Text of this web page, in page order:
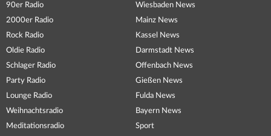
90er Radio
2000er Radio
Rock Radio
Oldie Radio
Schlager Radio
Party Radio
Lounge Radio
Weihnachtsradio
Meditationsradio
Wiesbaden News
Mainz News
Kassel News
Darmstadt News
Offenbach News
Gießen News
Fulda News
Bayern News
Sport